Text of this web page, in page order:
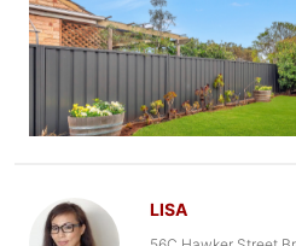
LISA